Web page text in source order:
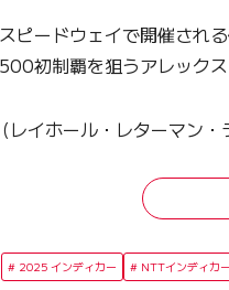
ードウェイで開催され
初制覇を狙うアレック
イホール・レターマン・
2025 インディカー NTTインディカ